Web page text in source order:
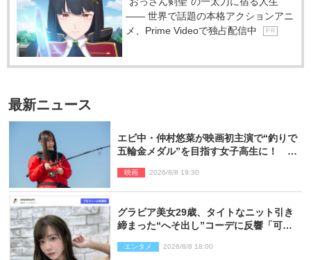
―― 世界で話題の本格アクションアニ
メ、Prime Videoで独占配信中
P R
最新ニュース
エビ中・仲村悠菜が映画初主演で“釣りで
五輪金メダル”を目指す女子高生に！ 映
映画 2026/8/8 19:30
グラビア美女29歳、タイトなニット引き
締まった“へそ出し”コーデに反響「可愛
エンタメ 2026/8/8 18:00